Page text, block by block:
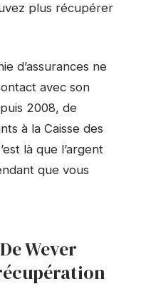
plus récupérer
d’assurances ne
avec son
2008, de
à la Caisse des
là que l’argent
que vous
Wever